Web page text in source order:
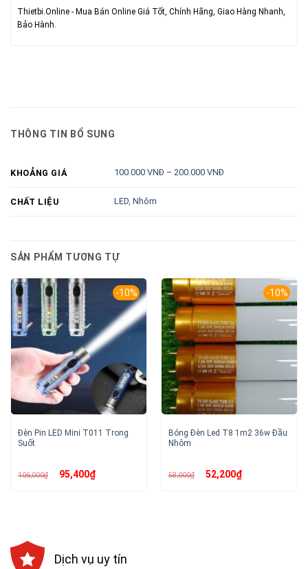
Thietbi.Online - Mua Bán Online Giá Tốt, Chính Hãng, Giao Hàng Nhanh,
Bảo Hành.
THÔNG TIN BỔ SUNG
KHOẢNG GIÁ 100.000 VNĐ – 200.000 VNĐ
CHẤT LIỆU LED,Nhôm
SẢN PHẨM TƯƠNG TỰ
-10%
Đèn Pin LED Mini T011 Trong
Suốt
106,000₫ Giá
gốc95,400₫Giá
-10%
Bóng Đèn Led T8 1m2 36w Đầu
Nhôm
58,000₫ Giá
gốc
52,200₫Giá
Dịch vụ uy tín